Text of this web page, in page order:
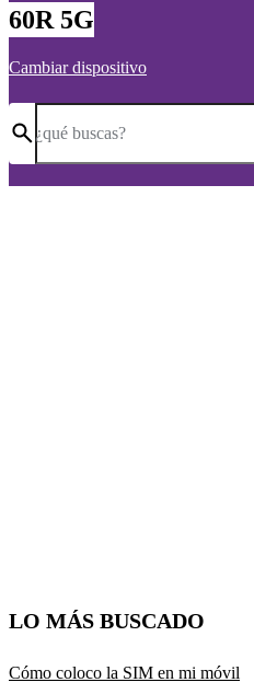
60R 5G
Cambiar dispositivo
¿qué buscas?
LO MÁS BUSCADO
Cómo coloco la SIM en mi móvil